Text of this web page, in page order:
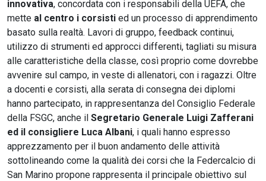
innovativa, concordata con i responsabili della UEFA, che
mette al centro i corsisti ed un processo di apprendimento
basato sulla realtà. Lavori di gruppo, feedback continui,
utilizzo di strumenti ed approcci differenti, tagliati su misura
alle caratteristiche della classe, così proprio come dovrebbe
avvenire sul campo, in veste di allenatori, con i ragazzi. Oltre
a docenti e corsisti, alla serata di consegna dei diplomi
hanno partecipato, in rappresentanza del Consiglio Federale
della FSGC, anche il Segretario Generale Luigi Zafferani
ed il consigliere Luca Albani, i quali hanno espresso
apprezzamento per il buon andamento delle attività
sottolineando come la qualità dei corsi che la Federcalcio di
San Marino propone rappresenta il principale obiettivo sul